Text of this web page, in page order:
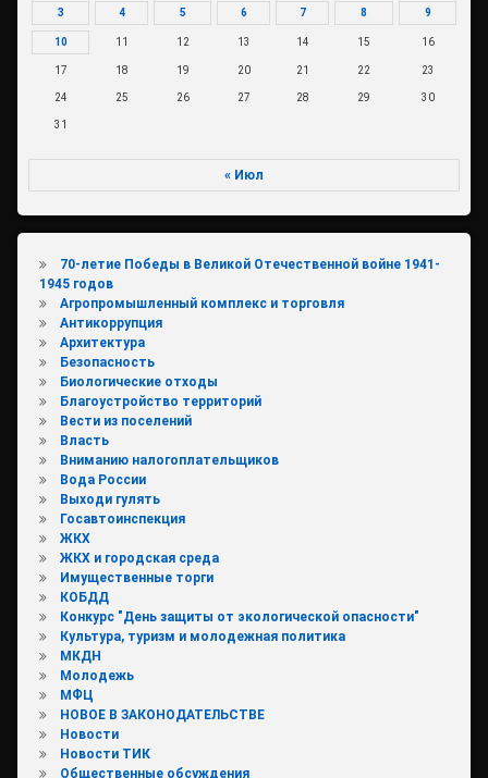
3 4 5 6 7 8 9
10 11 12 13 14 15 16
17 18 19 20 21 22 23
24 25 26 27 28 29 30
31
« Июл
70-летие Победы в Великой Отечественной войне 1941-
1945 годов
Агропромышленный комплекс и торговля
Антикоррупция
Архитектура
Безопасность
Биологические отходы
Благоустройство территорий
Вести из поселений
Власть
Вниманию налогоплательщиков
Вода России
Выходи гулять
Госавтоинспекция
ЖКХ
ЖКХ и городская среда
Имущественные торги
КОБДД
Конкурс "День защиты от экологической опасности"
Культура, туризм и молодежная политика
МКДН
Молодежь
МФЦ
НОВОЕ В ЗАКОНОДАТЕЛЬСТВЕ
Новости
Новости ТИК
Общественные обсуждения